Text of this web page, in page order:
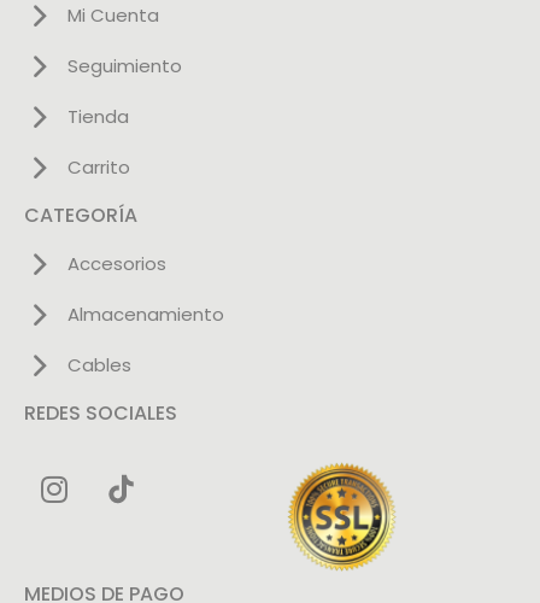
Mi Cuenta
Seguimiento
Tienda
Carrito
CATEGORÍA
Accesorios
Almacenamiento
Cables
REDES SOCIALES
MEDIOS DE PAGO